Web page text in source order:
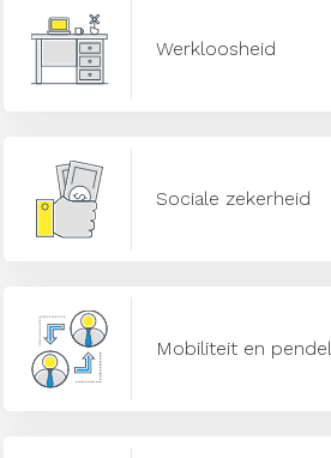
Werkloosheid
Sociale zekerheid
Mobiliteit en pendel